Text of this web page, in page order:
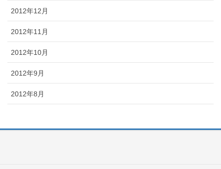
2012年12月
2012年11月
2012年10月
2012年9月
2012年8月